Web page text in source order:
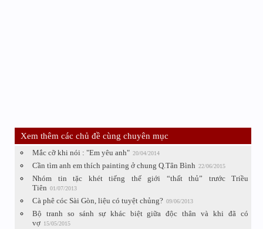
Xem thêm các chủ đề cùng chuyên mục
Mắc cỡ khi nói : "Em yêu anh" 20/04/2014
Cần tìm anh em thích painting ở chung Q.Tân Bình 22/06/2015
Nhóm tin tặc khét tiếng thế giới “thất thủ” trước Triều
Tiên 01/07/2013
Cà phê cóc Sài Gòn, liệu có tuyệt chủng? 09/06/2013
Bộ tranh so sánh sự khác biệt giữa độc thân và khi đã có
vợ 15/05/2015